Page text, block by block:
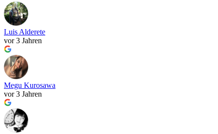
Luis Alderete
vor 3 Jahren
Megu Kurosawa
vor 3 Jahren